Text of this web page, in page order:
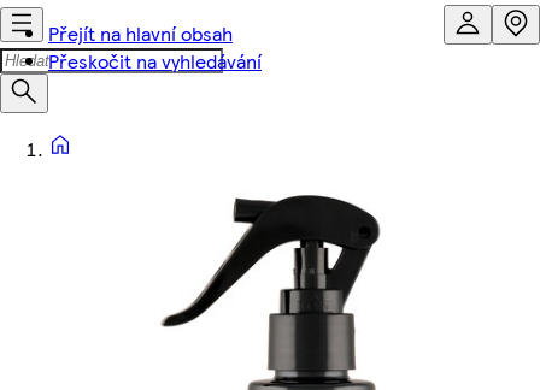
Přejít na hlavní obsah
Přeskočit na vyhledávání